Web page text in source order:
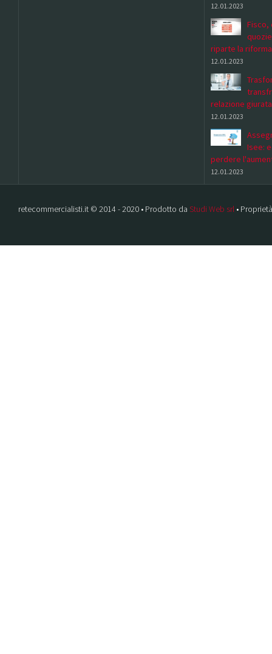
12.01.2023
Fisco,
riparte la riforma
12.01.2023
relazione
12.01.2023
Isee:
perdere
12.01.2023
retecommercialisti.it © 2014 - 2020 • Prodotto da Studi Web srl •